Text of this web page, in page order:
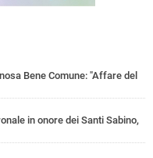
Bene Comune: "Affare del
in onore dei Santi Sabino,